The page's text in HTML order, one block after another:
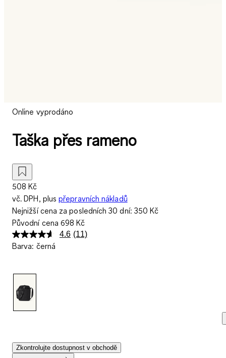
Online vyprodáno
Taška přes rameno
508 Kč
vč. DPH, plus přepravních nákladů
Nejnižší cena za posledních 30 dní: 350 Kč
Původní cena698 Kč
4.6 Přečtěte
(11)
Barva: černá
Zkontrolujte dostupnost v obchodě